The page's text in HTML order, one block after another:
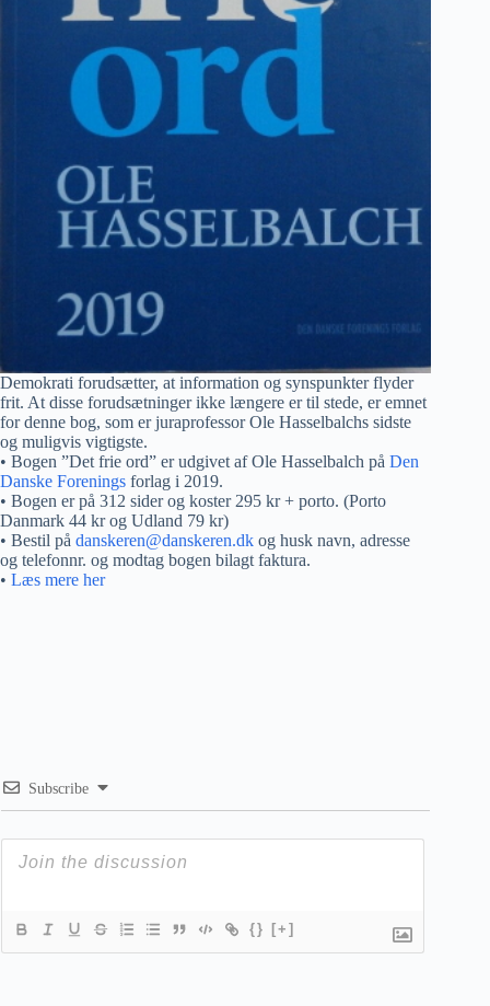
Demokrati forudsætter, at information og synspunkter flyder
frit. At disse forudsætninger ikke længere er til stede, er emnet
for denne bog, som er juraprofessor Ole Hasselbalchs sidste
og muligvis vigtigste.
• Bogen ”Det frie ord” er udgivet af Ole Hasselbalch på Den
Danske Forenings forlag i 2019.
• Bogen er på 312 sider og koster 295 kr + porto. (Porto
Danmark 44 kr og Udland 79 kr)
• Bestil på danskeren@danskeren.dk og husk navn, adresse
og telefonnr. og modtag bogen bilagt faktura.
• Læs mere her
Subscribe
{} [+]